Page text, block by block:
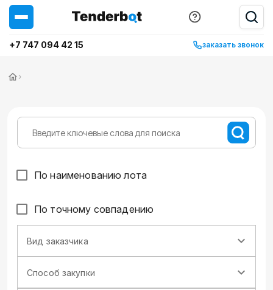
+7 747 094 42 15 заказать звонок
›
По наименованию лота
По точному совпадению
Вид заказчика
Способ закупки